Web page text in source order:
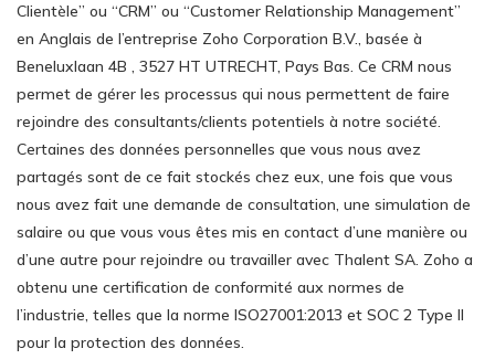
Clientèle” ou “CRM” ou “Customer Relationship Management”
en Anglais de l’entreprise Zoho Corporation B.V., basée à
Beneluxlaan 4B , 3527 HT UTRECHT, Pays Bas. Ce CRM nous
permet de gérer les processus qui nous permettent de faire
rejoindre des consultants/clients potentiels à notre société.
Certaines des données personnelles que vous nous avez
partagés sont de ce fait stockés chez eux, une fois que vous
nous avez fait une demande de consultation, une simulation de
salaire ou que vous vous êtes mis en contact d’une manière ou
d’une autre pour rejoindre ou travailler avec Thalent SA. Zoho a
obtenu une certification de conformité aux normes de
l’industrie, telles que la norme ISO27001:2013 et SOC 2 Type II
pour la protection des données.